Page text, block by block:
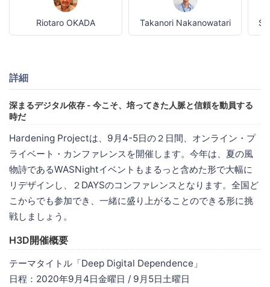
Riotaro OKADA Takanori Nakanowatari
詳細
深まるデジタル依存 - 今こそ、培ってきた人脈と信頼を動員する
時だ
Hardening Projectは、9月4-5日の２日間、オンライン・プ
ライベート・カンファレンスを開催します。今年は、夏の風
物詩であるWASNightイベントもまるっと含めた形で大幅に
リデザインし、２DAYSのコンファレンスとなります。全国ど
こからでも参加でき、一緒に盛り上がることのできる形に挑
戦しましょう。
H3D開催概要
テーマタイトル「Deep Digital Dependence」
日程：2020年9月4日金曜日 / 9月5日土曜日